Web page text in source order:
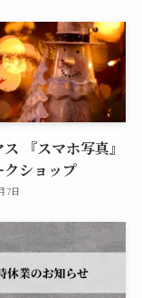
『スマホ写真』
ショップ
7日